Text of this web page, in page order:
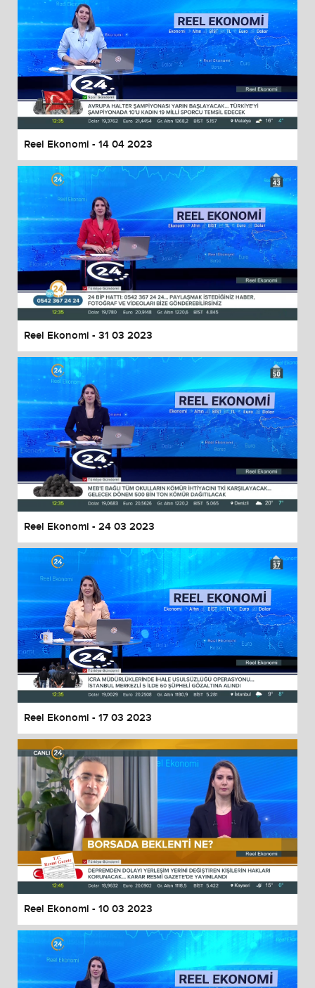
Reel Ekonomi - 14 04 2023
Reel Ekonomi - 31 03 2023
Reel Ekonomi - 24 03 2023
Reel Ekonomi - 17 03 2023
Reel Ekonomi - 10 03 2023